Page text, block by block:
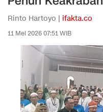
Rinto Hartoyo | ifakta.co
11 Mei 2026 07:51 WIB